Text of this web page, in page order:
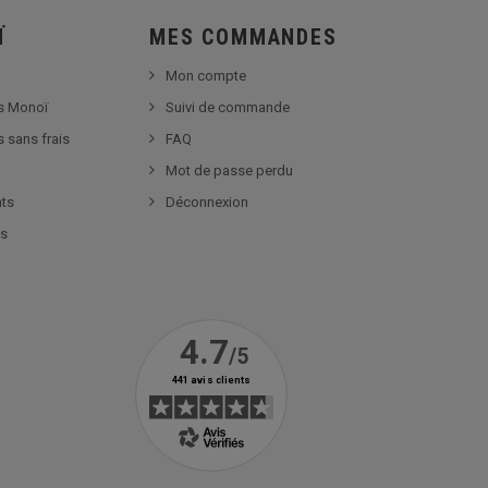
Monoï
sans frais
MES COMMANDES
Mon compte
Suivi de commande
FAQ
Mot de passe perdu
Déconnexion